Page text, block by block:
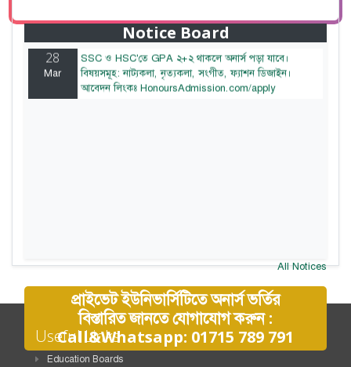
Notice Board
টাকা। আবেদন লিংকঃ HonoursAdmission.com/apply
28
Mar
SSC ও HSC'তে GPA ২+২ থাকলে অনার্স পড়া যাবে।
বিষয়সমূহ: নাট্যকলা, নৃত্যকলা, সংগীত, ফ্যাশন ডিজাইন।
আবেদন লিংকঃ HonoursAdmission.com/apply
All Notices
প্রাইভেট ইউনিভার্সিটিতে অনার্স ভর্তির
বিস্তারিত জানতে যোগাযোগ করুন :
Call&Whatsapp: 01715 789 791
Useful Links
Education Boards